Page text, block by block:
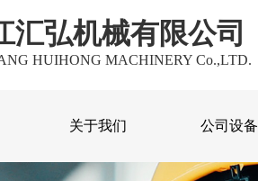
汇弘机械有限公司
HUIHONG MACHINERY Co.,LTD.
关于我们 公司设备